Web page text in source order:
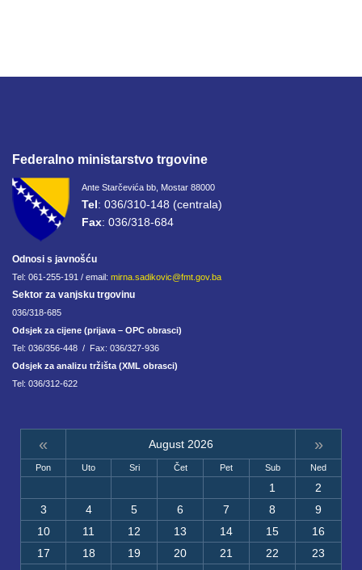
Federalno ministarstvo trgovine
Ante Starčevića bb, Mostar 88000
Tel: 036/310-148 (centrala)
Fax: 036/318-684
Odnosi s javnošću
Tel: 061-255-191 / email: mirna.sadikovic@fmt.gov.ba
Sektor za vanjsku trgovinu
036/318-685
Odsjek za cijene (prijava – OPC obrasci)
Tel: 036/356-448 / Fax: 036/327-936
Odsjek za analizu tržišta (XML obrasci)
Tel: 036/312-622
« August 2026 »
Pon Uto Sri Čet Pet Sub Ned
1
2
3
4 5 6 7 8
9
10
11 12 13 14 15
16
17
18 19 20 21 22
23